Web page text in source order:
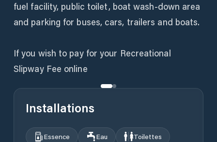
fuel facility, public toilet, boat wash-down area
and parking for buses, cars, trailers and boats.
If you wish to pay for your Recreational
Slipway Fee online
Installations
Essence Eau Toilettes